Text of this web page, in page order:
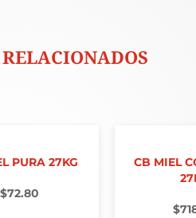
PURA 27KG
$72.80
CB MIEL
$